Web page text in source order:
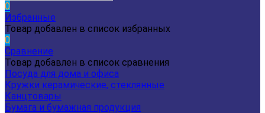
0
Избранные
Товар добавлен в список избранных
0
Сравнение
Товар добавлен в список сравнения
Посуда для дома и офиса
Кружки керамические, стеклянные
Канцтовары
Бумага и бумажная продукция